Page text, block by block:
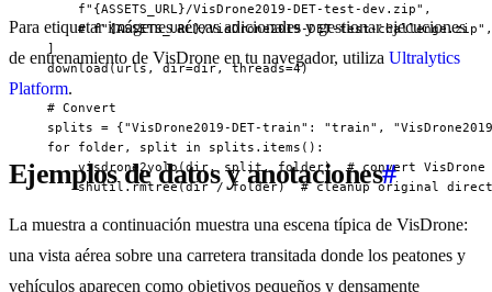
      f"{ASSETS_URL}/VisDrone2019-DET-test-dev.zip",
      # f"{ASSETS_URL}/VisDrone2019-DET-test-challenge.zip",
  ]
  download(urls, dir=dir, threads=4)
  # Convert
splits = {"VisDrone2019-DET-train": "train",
  for folder, split in splits.items():
visdrone2yolo(dir, split, folder)  # convert
shutil.rmtree(dir / folder)  # cleanup original
Para etiquetar imágenes aéreas adicionales y gestionar ejecuciones
de entrenamiento de VisDrone en tu navegador, utiliza Ultralytics
Platform.
Ejemplos de datos y anotaciones#
La muestra a continuación muestra una escena típica de VisDrone:
una vista aérea sobre una carretera transitada donde los peatones y
vehículos aparecen como objetivos pequeños y densamente